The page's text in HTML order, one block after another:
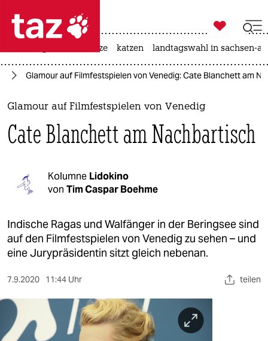
 taz zahl ich
taz zahl ich
themen
politik
gesellschaft
kultur
sport
nord
wahrheit

taz zahl ich
hitze katzen landtagswahl in sachsen-
Glamour auf Filmfestspielen von Venedig: Cate Blanchett am
Glamour auf Filmfestspielen von Venedig
Cate Blanchett am Nachbartisch
Kolumne Lidokino
von Tim Caspar Boehme
Indische Ragas und Walfänger in der Beringsee sind
auf den Filmfestspielen von Venedig zu sehen – und
eine Jurypräsidentin sitzt gleich nebenan.
7.9.2020 11:44 Uhr teilen